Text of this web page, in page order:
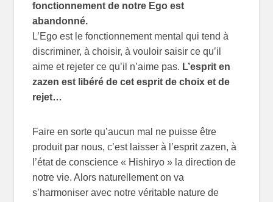
fonctionnement de notre Ego est
abandonné.
L’Ego est le fonctionnement mental qui tend à
discriminer, à choisir, à vouloir saisir ce qu’il
aime et rejeter ce qu’il n’aime pas. L’esprit en
zazen est libéré de cet esprit de choix et de
rejet…
Faire en sorte qu’aucun mal ne puisse être
produit par nous, c’est laisser à l’esprit zazen, à
l’état de conscience « Hishiryo » la direction de
notre vie. Alors naturellement on va
s’harmoniser avec notre véritable nature de